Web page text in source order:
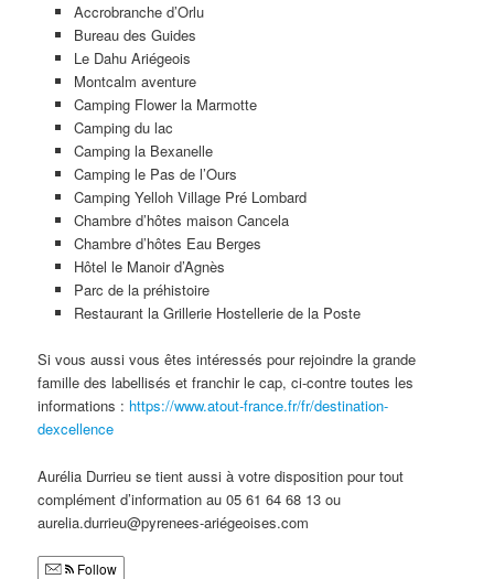
Accrobranche d’Orlu
Bureau des Guides
Le Dahu Ariégeois
Montcalm aventure
Camping Flower la Marmotte
Camping du lac
Camping la Bexanelle
Camping le Pas de l’Ours
Camping Yelloh Village Pré Lombard
Chambre d’hôtes maison Cancela
Chambre d’hôtes Eau Berges
Hôtel le Manoir d’Agnès
Parc de la préhistoire
Restaurant la Grillerie Hostellerie de la Poste
Si vous aussi vous êtes intéressés pour rejoindre la grande
famille des labellisés et franchir le cap, ci-contre toutes les
informations : https://www.atout-france.fr/fr/destination-
dexcellence
Aurélia Durrieu se tient aussi à votre disposition pour tout
complément d’information au 05 61 64 68 13 ou
aurelia.durrieu@pyrenees-ariégeoises.com
Follow